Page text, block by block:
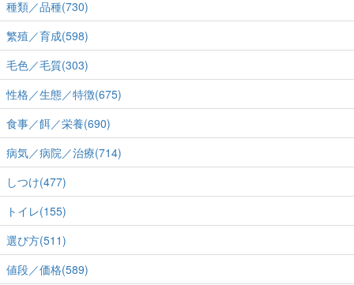
種類／品種(730)
繁殖／育成(598)
毛色／毛質(303)
性格／生態／特徴(675)
食事／餌／栄養(690)
病気／病院／治療(714)
しつけ(477)
トイレ(155)
選び方(511)
値段／価格(589)